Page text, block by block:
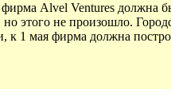
Alvel Ventures должна
этого не произошло.
к 1 мая фирма должна